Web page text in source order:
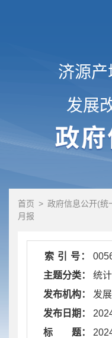
济源产
发展
首页 > 政府信息公开(统
月报
索 引 号：
主题分类：
统计
发布机构：
发
发布日期：
标 题：